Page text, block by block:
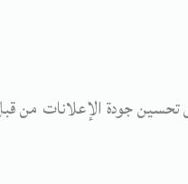
جودة الإعلانات من